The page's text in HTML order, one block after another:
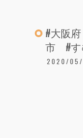
#大阪
市 #す
2020/